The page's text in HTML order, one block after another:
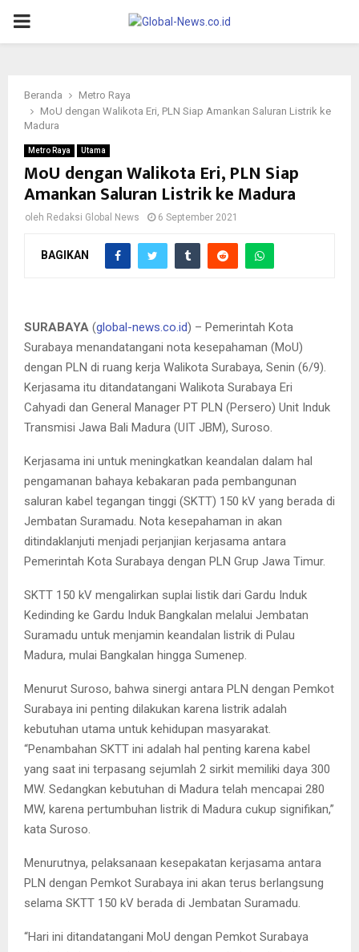
PRIMARY
Beranda
Metro Raya
MoU dengan Walikota Eri, PLN Siap Amankan Saluran Listrik ke
Madura
Metro Raya Utama
MoU dengan Walikota Eri, PLN Siap
Amankan Saluran Listrik ke Madura
oleh Redaksi Global News 6 September 2021
BAGIKAN
SURABAYA (global-news.co.id) – Pemerintah Kota
Surabaya menandatangani nota kesepahaman (MoU)
dengan PLN di ruang kerja Walikota Surabaya, Senin (6/9).
Kerjasama itu ditandatangani Walikota Surabaya Eri
Cahyadi dan General Manager PT PLN (Persero) Unit Induk
Transmisi Jawa Bali Madura (UIT JBM), Suroso.
Kerjasama ini untuk meningkatkan keandalan dalam hal
pengamanan bahaya kebakaran pada pembangunan
saluran kabel tegangan tinggi (SKTT) 150 kV yang berada di
Jembatan Suramadu. Nota kesepahaman in akan
ditindaklanjuti menjadi perjanjian kerjasama antara
Pemerintah Kota Surabaya dengan PLN Grup Jawa Timur.
SKTT 150 kV mengalirkan suplai listik dari Gardu Induk
Kedinding ke Gardu Induk Bangkalan melalui Jembatan
Suramadu untuk menjamin keandalan listrik di Pulau
Madura, mulai Bangkalan hingga Sumenep.
Menurut Suroso, bahwa sinergi antara PLN dengan Pemkot
Surabaya ini penting dilakukan karena listrik adalah
kebutuhan utama untuk kehidupan masyarakat.
“Penambahan SKTT ini adalah hal penting karena kabel
yang saat ini terpasang sejumlah 2 sirkit memiliki daya 300
MW. Sedangkan kebutuhan di Madura telah mencapai 280
MW, karena pertumbuhan listrik di Madura cukup signifikan,”
kata Suroso.
Menurutnya, pelaksanaan kesepakatan kerjasama antara
PLN dengan Pemkot Surabaya ini akan terus berlangsung
selama SKTT 150 kV berada di Jembatan Suramadu.
“Hari ini ditandatangani MoU dengan Pemkot Surabaya